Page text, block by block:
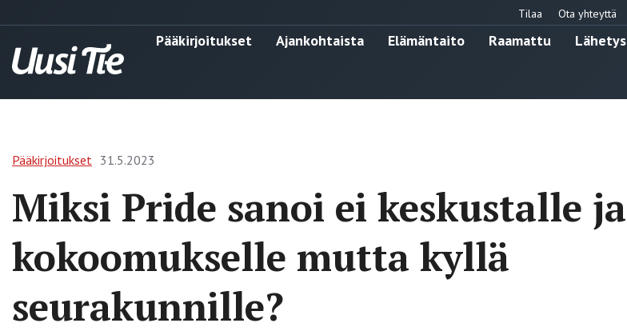
Tilaa Ota yhteyttä
Pääkirjoitukset Ajankohtaista Elämäntaito Raamattu Lähetys
Pääkirjoitukset 31.5.2023
Miksi Pride sanoi ei keskustalle ja
kokoomukselle mutta kyllä
seurakunnille?